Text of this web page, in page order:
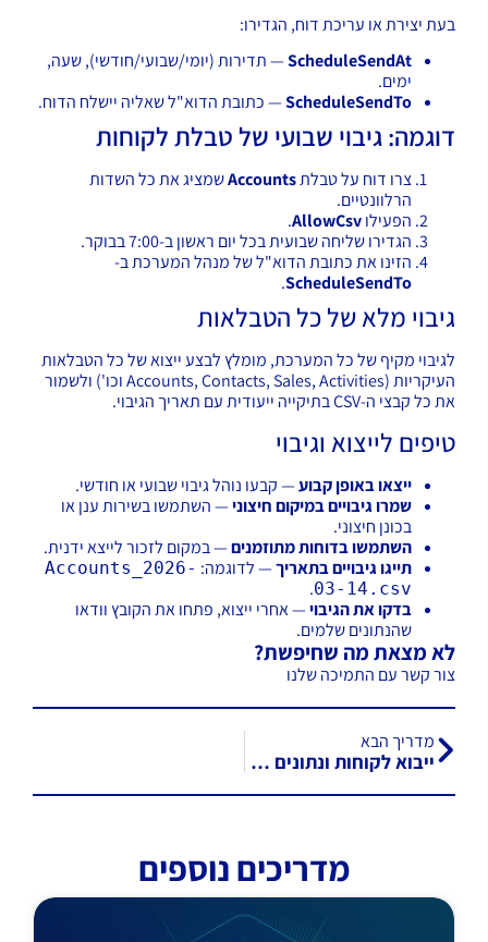
בעת יצירת או עריכת דוח, הגדירו:
ScheduleSendAt— תדירות (יומי/שבועי/חודשי), שעה,
ימים.
ScheduleSendTo— כתובת הדוא"ל שאליה יישלח הדוח.
דוגמה: גיבוי שבועי של טבלת לקוחות
צרו דוח על טבלתAccountsשמציג את כל השדות
הרלוונטיים.
הפעילוAllowCsv
.
הגדירו שליחה שבועית בכל יום ראשון ב-7:00 בבוקר.
הזינו את כתובת הדוא"ל של מנהל המערכת ב-
ScheduleSendTo
.
גיבוי מלא של כל הטבלאות
לגיבוי מקיף של כל המערכת, מומלץ לבצע ייצוא של כל הטבלאות
העיקריות (Accounts, Contacts, Sales, Activities וכו') ולשמור
את כל קבצי ה-CSV בתיקייה ייעודית עם תאריך הגיבוי.
טיפים לייצוא וגיבוי
ייצאו באופן קבוע— קבעו נוהל גיבוי שבועי או חודשי.
שמרו גיבויים במיקום חיצוני— השתמשו בשירות ענן או
בכונן חיצוני.
השתמשו בדוחות מתוזמנים— במקום לזכור לייצא ידנית.
תייגו גיבויים בתאריך— לדוגמה: Accounts_2026-
03-14.csv
.
בדקו את הגיבוי— אחרי ייצוא, פתחו את הקובץ וודאו
שהנתונים שלמים.
לא מצאת מה שחיפשת?
צור קשר עם התמיכה שלנו
מדריך הבא
ייבוא לקוחות ונתונים מ-CSV/Excel
מדריכים נוספים